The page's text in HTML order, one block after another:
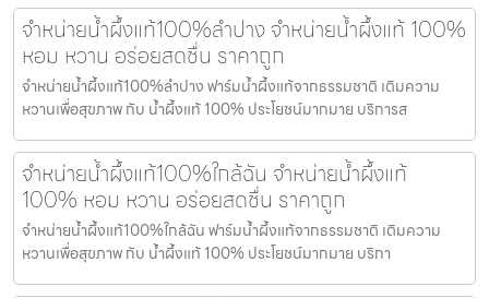
จำหน่ายน้ำผึ้งแท้100%ลำปาง จำหน่ายน้ำผึ้งแท้ 100%
หอม หวาน อร่อยสดชื่น ราคาถูก
จำหน่ายน้ำผึ้งแท้100%ลำปาง ฟาร์มน้ำผึ้งแท้จากธรรมชาติ เติมความ
หวานเพื่อสุขภาพ กับ น้ำผึ้งแท้ 100% ประโยชน์มากมาย บริการส
จำหน่ายน้ำผึ้งแท้100%ใกล้ฉัน จำหน่ายน้ำผึ้งแท้
100% หอม หวาน อร่อยสดชื่น ราคาถูก
จำหน่ายน้ำผึ้งแท้100%ใกล้ฉัน ฟาร์มน้ำผึ้งแท้จากธรรมชาติ เติมความ
หวานเพื่อสุขภาพ กับ น้ำผึ้งแท้ 100% ประโยชน์มากมาย บริกา